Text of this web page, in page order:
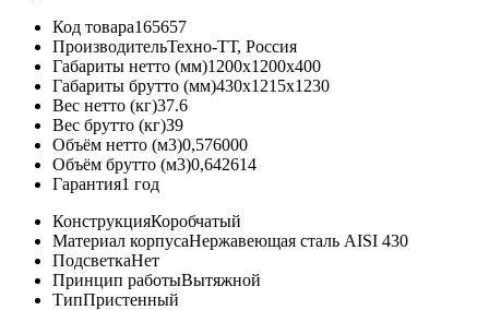
Код товара165657
ПроизводительТехно-ТТ, Россия
Габариты нетто (мм)1200x1200x400
Габариты брутто (мм)430x1215x1230
Вес нетто (кг)37.6
Вес брутто (кг)39
Объём нетто (м3)0,576000
Объём брутто (м3)0,642614
Гарантия1 год
КонструкцияКоробчатый
Материал корпусаНержавеющая сталь AISI 430
ПодсветкаНет
Принцип работыВытяжной
ТипПристенный